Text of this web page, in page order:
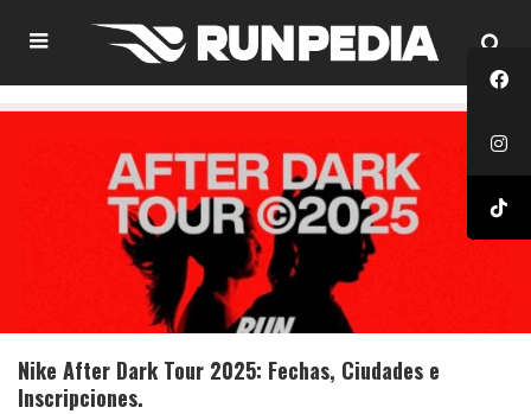
Nike After Dark Tour 2025: Fechas, Ciudades e
Inscripciones.